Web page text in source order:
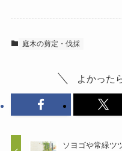
庭木の剪定・伐採
よかった
ソヨゴや常緑ツ